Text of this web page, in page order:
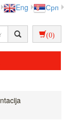
Eng Срп
(0)